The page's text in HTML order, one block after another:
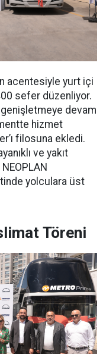
acentesiyle yurt içi
sefer düzenliyor.
genişletmeye devam
hizmet
filosuna ekledi.
ve yakıt
yolculara üst
Töreni